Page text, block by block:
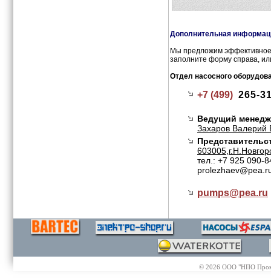
Дополнительная
Мы предложим эффективное
заполните форму справа,
Отдел насосного
+7 (499) 265-
Ведущий
Захаров Валерий
тел.: +7 925 090-
pumps@pea.ru
© 2026 ООО "НПО